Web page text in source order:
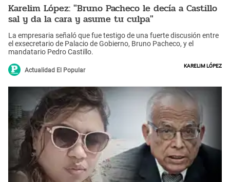
Karelim López: "Bruno Pacheco le decía a Castillo
sal y da la cara y asume tu culpa"
La empresaria señaló que fue testigo de una fuerte discusión entre
el exsecretario de Palacio de Gobierno, Bruno Pacheco, y el
mandatario Pedro Castillo.
Actualidad El Popular
Karelim López